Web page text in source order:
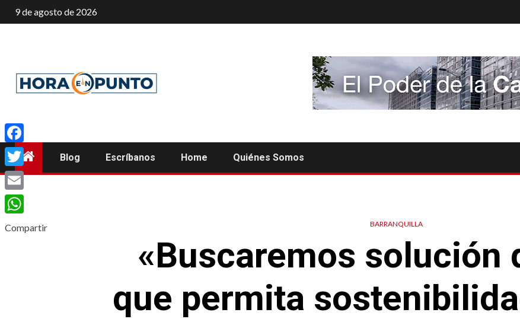
Saltar
al
9 de agosto de 2026
Blog Escríbanos Home Quiénes Somos
BARRANQUILLA
«Buscaremos solución
que permita
Facebook
Twitter
Email
WhatsApp
Compartir